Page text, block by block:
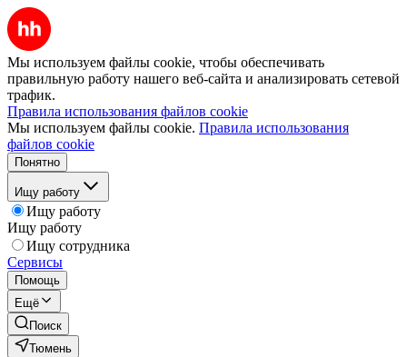
Мы используем файлы cookie, чтобы обеспечивать
правильную работу нашего веб-сайта и анализировать сетевой
трафик.
Правила использования файлов cookie
Мы используем файлы cookie. Правила использования
файлов cookie
Понятно
Ищу работу
Ищу работу
Ищу работу
Ищу сотрудника
Сервисы
Помощь
Ещё
Поиск
Тюмень